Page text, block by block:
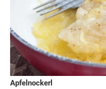
Apfelnockerl